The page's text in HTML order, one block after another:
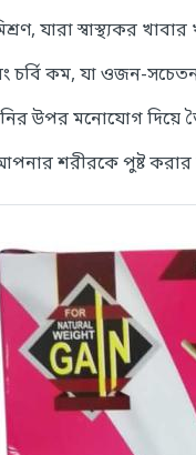
যারা স্বাস্থ্যকর
কম, যা ওজন-
উপর মনোযোগ দিয়ে
শরীরকে পুষ্ট